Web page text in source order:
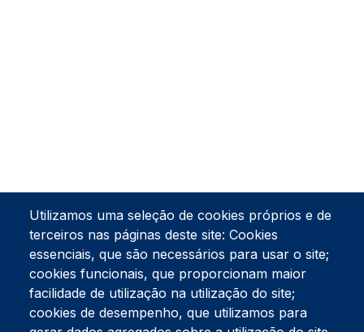
Tel:234 390 100 Fax:234 390 100
Utilizamos uma seleção de cookies próprios e de
terceiros nas páginas deste site: Cookies
essenciais, que são necessários para usar o site;
cookies funcionais, que proporcionam maior
facilidade de utilização na utilização do site;
cookies de desempenho, que utilizamos para